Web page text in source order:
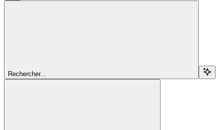
Rechercher...